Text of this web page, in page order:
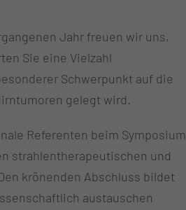
Jahr freuen wir uns,
Sie eine Vielzahl
Schwerpunkt auf die
gelegt wird.
Referenten beim Symposium
strahlentherapeutischen und
krönenden Abschluss bildet
austauschen